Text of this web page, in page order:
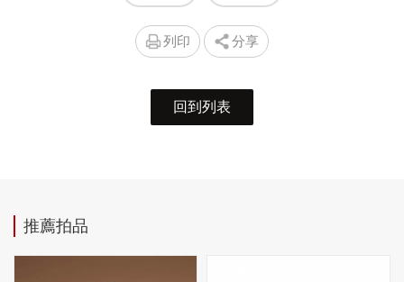
列印 分享
回到列表
推薦拍品